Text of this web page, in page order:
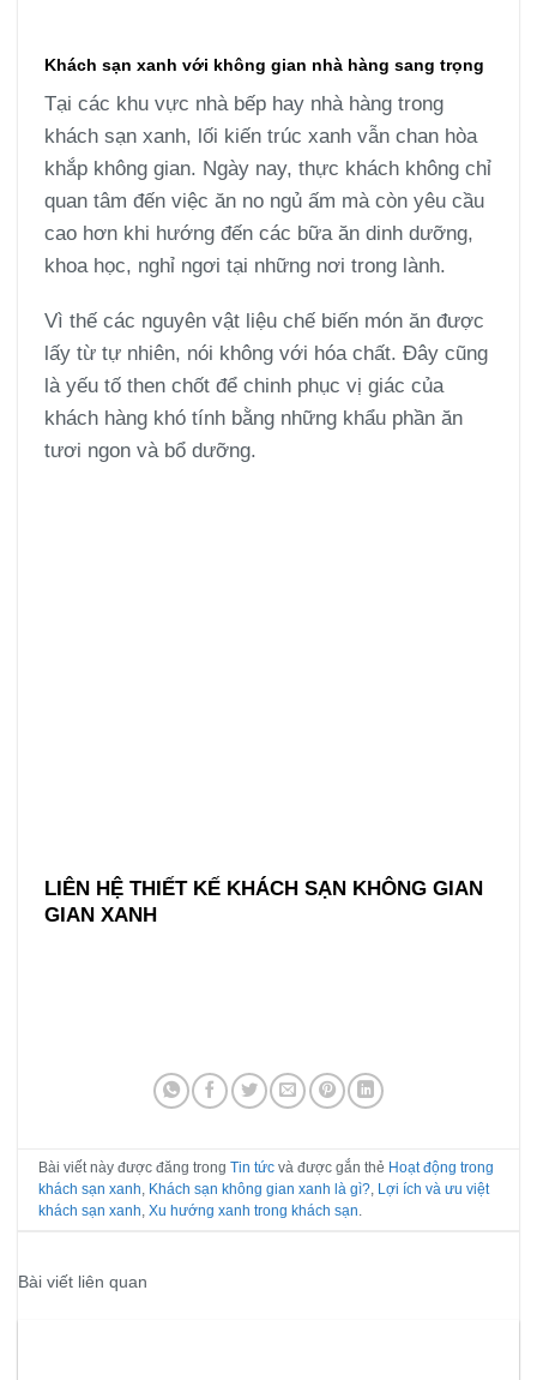
Khách sạn xanh với không gian nhà hàng sang trọng
Tại các khu vực nhà bếp hay nhà hàng trong
khách sạn xanh, lối kiến trúc xanh vẫn chan hòa
khắp không gian. Ngày nay, thực khách không chỉ
quan tâm đến việc ăn no ngủ ấm mà còn yêu cầu
cao hơn khi hướng đến các bữa ăn dinh dưỡng,
khoa học, nghỉ ngơi tại những nơi trong lành.
Vì thế các nguyên vật liệu chế biến món ăn được
lấy từ tự nhiên, nói không với hóa chất. Đây cũng
là yếu tố then chốt để chinh phục vị giác của
khách hàng khó tính bằng những khẩu phần ăn
tươi ngon và bổ dưỡng.
LIÊN HỆ THIẾT KẾ KHÁCH SẠN KHÔNG GIAN
GIAN XANH
Bài viết này được đăng trongTin tức và được gắn thẻ Hoạt động trong
khách sạn xanh
Khách sạn không gian xanh là gì?
Lợi ích và ưu việt
khách sạn xanh ,Xu hướng xanh trong khách sạn
Bài viết liên quan